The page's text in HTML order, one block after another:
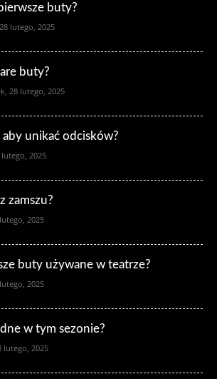
buty?
lutego, 2025
buty?
28 lutego, 2025
unikać odcisków?
2025
zamszu?
2025
buty używane w teatrze?
2025
w tym sezonie?
lutego, 2025